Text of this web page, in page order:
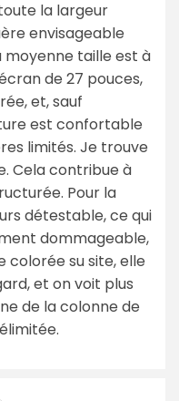
la largeur
envisageable
taille est à
de 27 pouces,
et, sauf
est confortable
limités. Je trouve
Cela contribue à
Pour la
détestable, ce qui
dommageable,
colorée su site, elle
et on voit plus
de la colonne de